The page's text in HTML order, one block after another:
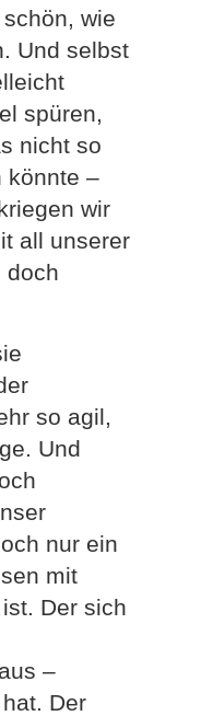
wie
Und selbst
spüren,
nicht so
könnte –
wir
all unserer
doch
so agil,
Und
nur ein
mit
Der sich
–
Der